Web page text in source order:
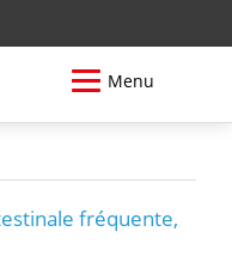
Menu
fréquente,